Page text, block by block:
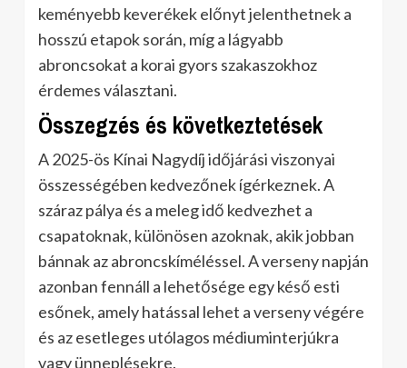
keményebb keverékek előnyt jelenthetnek a
hosszú etapok során, míg a lágyabb
abroncsokat a korai gyors szakaszokhoz
érdemes választani.
Összegzés és következtetések
A 2025-ös Kínai Nagydíj időjárási viszonyai
összességében kedvezőnek ígérkeznek. A
száraz pálya és a meleg idő kedvezhet a
csapatoknak, különösen azoknak, akik jobban
bánnak az abroncskíméléssel. A verseny napján
azonban fennáll a lehetősége egy késő esti
esőnek, amely hatással lehet a verseny végére
és az esetleges utólagos médiuminterjúkra
vagy ünneplésekre.